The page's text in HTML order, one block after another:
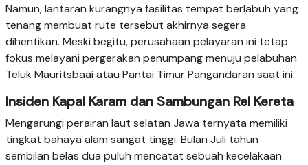
Namun, lantaran kurangnya fasilitas tempat berlabuh yang
tenang membuat rute tersebut akhirnya segera
dihentikan. Meski begitu, perusahaan pelayaran ini tetap
fokus melayani pergerakan penumpang menuju pelabuhan
Teluk Mauritsbaai atau Pantai Timur Pangandaran saat ini.
Insiden Kapal Karam dan Sambungan Rel Kereta
Mengarungi perairan laut selatan Jawa ternyata memiliki
tingkat bahaya alam sangat tinggi. Bulan Juli tahun
sembilan belas dua puluh mencatat sebuah kecelakaan